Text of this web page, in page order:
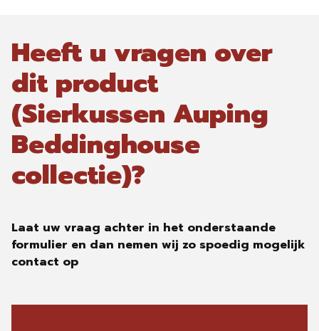
Heeft u vragen over
dit product
(Sierkussen Auping
Beddinghouse
collectie)?
Laat uw vraag achter in het onderstaande
formulier en dan nemen wij zo spoedig mogelijk
contact op